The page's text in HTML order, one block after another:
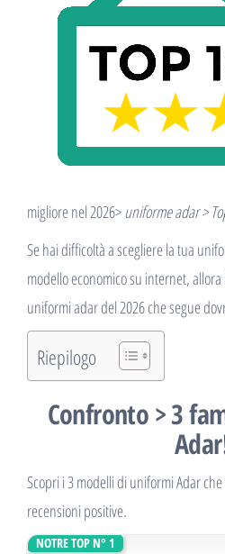
migliore nel 2026>uniforme adar >
Se hai difficoltà a scegliere la tua
modello economico su internet,
uniformi adar del 2026 che segue
Riepilogo
Confronto > 3
Scopri i 3 modelli di uniformi Adar
recensioni positive.
NOTRE TOP N° 1